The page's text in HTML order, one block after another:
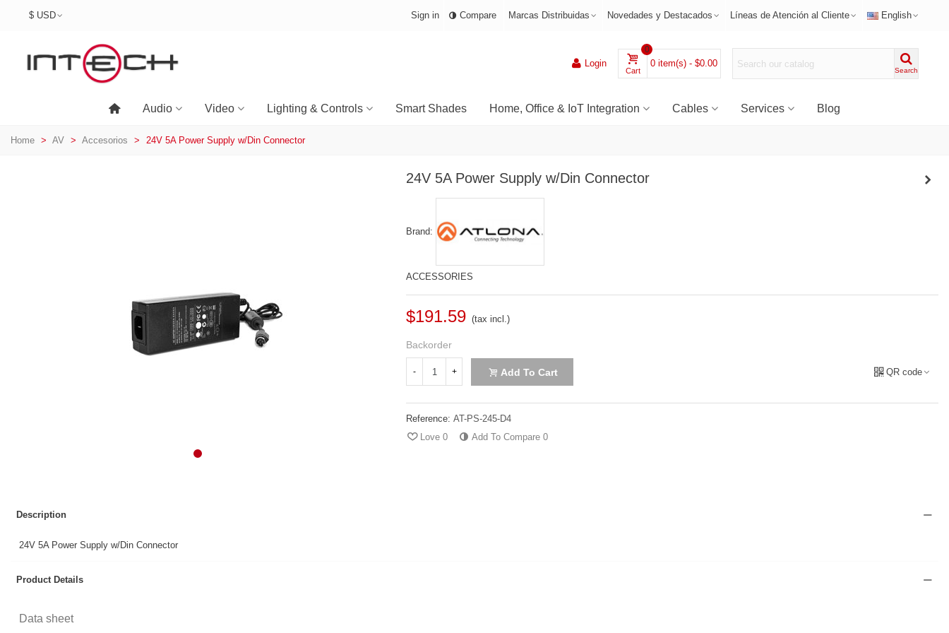
$ USD Sign in Compare Marcas Distribuidas Novedades y Destacados Líneas de Atención al Cliente English
Login
Cart
0
0 item(s) - $0.00
Search
Audio Video Lighting & Controls Smart Shades Home, Office & IoT Integration Cables Services Blog
Home > AV > Accesorios > 24V 5A Power Supply w/Din Connector
24V 5A Power Supply w/Din Connector
Brand:
ACCESSORIES
$191.59 (tax incl.)
Backorder
- + Add To Cart QR code
Reference: AT-PS-245-D4
Love 0 Add To Compare 0
Description
24V 5A Power Supply w/Din Connector
Product Details
Data sheet